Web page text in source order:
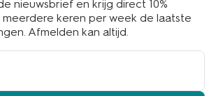
nieuwsbrief en krijg direct 10%
keren per week de laatste
Afmelden kan altijd.